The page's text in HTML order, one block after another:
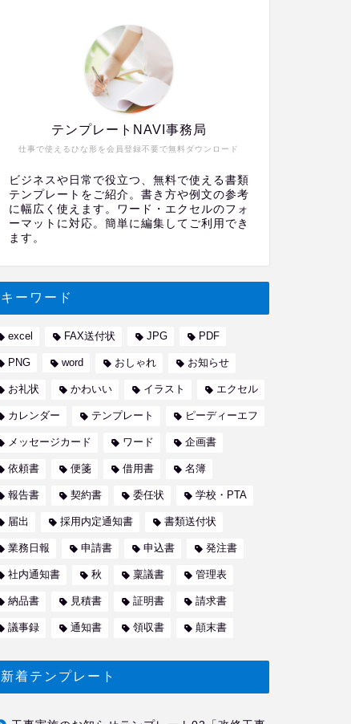
仕事で使えるひな形を会員登録不要で無料ダウンロード
テンプレートNAVI事務局
ビジネスや日常で役立つ、無料で使える書類
テンプレートをご紹介。書き方や例文の参考
に幅広く使えます。ワード・エクセルのフォ
ーマットに対応。簡単に編集してご利用でき
ます。
キーワード
excel FAX送付状 JPG PDF
PNG word おしゃれ お知らせ
お礼状 かわいい イラスト エクセル
カレンダー テンプレート ピーディーエフ
メッセージカード ワード 企画書
依頼書 便箋 借用書 名簿
報告書 契約書 委任状 学校・PTA
届出 採用内定通知書 書類送付状
業務日報 申請書 申込書 発注書
社内通知書 秋 稟議書 管理表
納品書 見積書 証明書 請求書
議事録 通知書 領収書 顛末書
新着テンプレート